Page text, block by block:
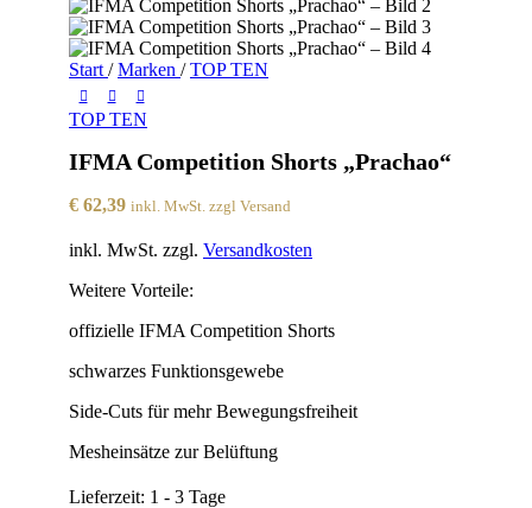
Start / Marken / TOP TEN
TOP TEN
IFMA Competition Shorts „Prachao“
€ 62,39 inkl. MwSt. zzgl Versand
inkl. MwSt. zzgl. Versandkosten
Weitere Vorteile:
offizielle IFMA Competition Shorts
schwarzes Funktionsgewebe
Side-Cuts für mehr Bewegungsfreiheit
Mesheinsätze zur Belüftung
Lieferzeit: 1 - 3 Tage